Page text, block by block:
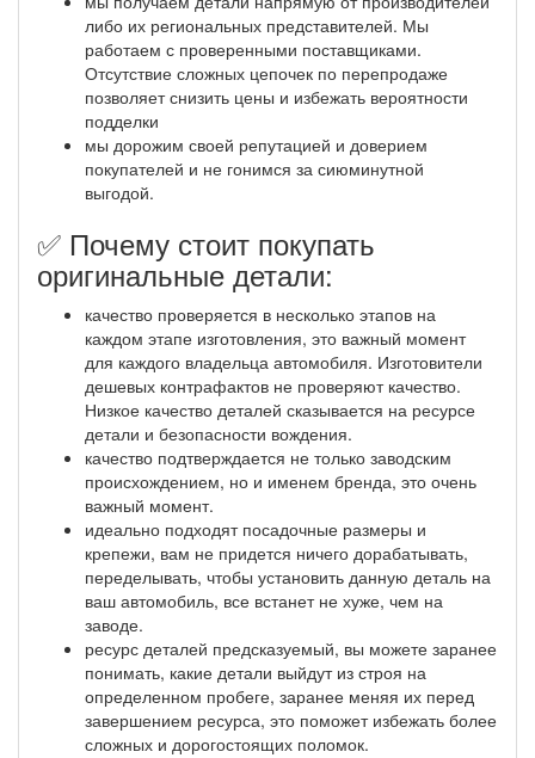
либо их региональных представителей. Мы
работаем с проверенными поставщиками.
Отсутствие сложных цепочек по перепродаже
позволяет снизить цены и избежать вероятности
подделки
мы дорожим своей репутацией и доверием
покупателей и не гонимся за сиюминутной
выгодой.
✅ Почему стоит покупать
оригинальные детали:
качество проверяется в несколько этапов на
каждом этапе изготовления, это важный момент
для каждого владельца автомобиля. Изготовители
дешевых контрафактов не проверяют качество.
Низкое качество деталей сказывается на ресурсе
детали и безопасности вождения.
качество подтверждается не только заводским
происхождением, но и именем бренда, это очень
важный момент.
идеально подходят посадочные размеры и
крепежи, вам не придется ничего дорабатывать,
переделывать, чтобы установить данную деталь на
ваш автомобиль, все встанет не хуже, чем на
заводе.
ресурс деталей предсказуемый, вы можете заранее
понимать, какие детали выйдут из строя на
определенном пробеге, заранее меняя их перед
завершением ресурса, это поможет избежать более
сложных и дорогостоящих поломок.